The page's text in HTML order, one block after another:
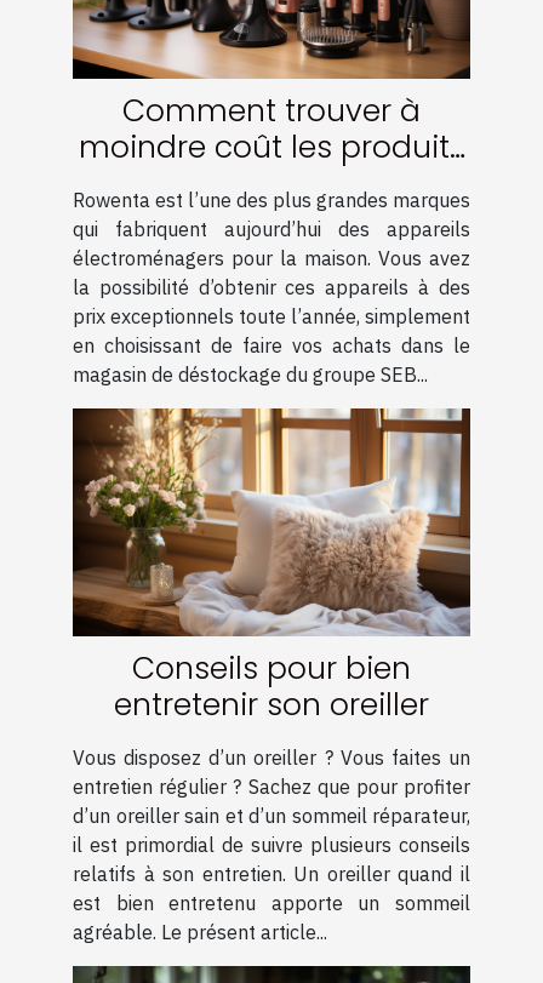
Comment trouver à
moindre coût les produits
de la marque Rowenta ?
Rowenta est l’une des plus grandes marques
qui fabriquent aujourd’hui des appareils
électroménagers pour la maison. Vous avez
la possibilité d’obtenir ces appareils à des
prix exceptionnels toute l’année, simplement
en choisissant de faire vos achats dans le
magasin de déstockage du groupe SEB...
Conseils pour bien
entretenir son oreiller
Vous disposez d’un oreiller ? Vous faites un
entretien régulier ? Sachez que pour profiter
d’un oreiller sain et d’un sommeil réparateur,
il est primordial de suivre plusieurs conseils
relatifs à son entretien. Un oreiller quand il
est bien entretenu apporte un sommeil
agréable. Le présent article...